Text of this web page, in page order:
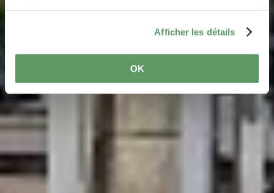
Afficher les détails
OK